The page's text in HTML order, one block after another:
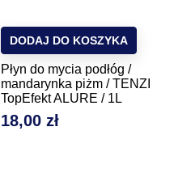
Płyn do mycia podłóg /
mandarynka piżm / TENZI
TopEfekt ALURE / 1L
Cena
18,00 zł
DODAJ DO KOSZYKA